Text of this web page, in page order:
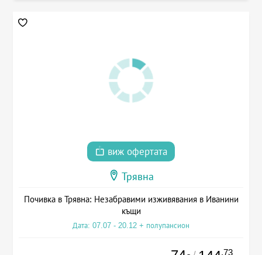
виж офертата
Трявна
Почивка в Трявна: Незабравими изживявания в Иванини
къщи
Дата: 07.07 - 20.12 + полупансион
.73